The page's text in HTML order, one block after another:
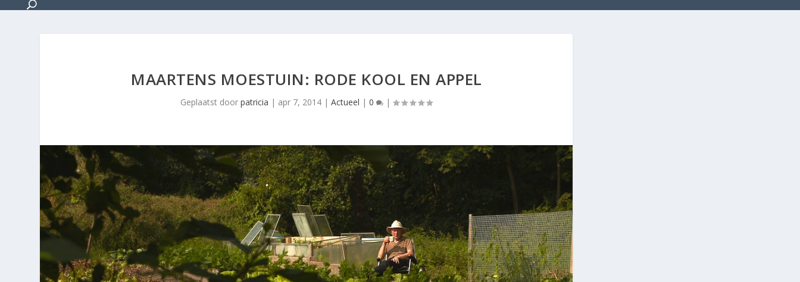
MAARTENS MOESTUIN: RODE KOOL EN APPEL
Geplaatst doorpatricia | apr 7, 2014 |Actueel |0 |